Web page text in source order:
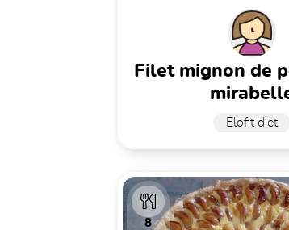
filet mignon de porc sauce
Elofit diet
8